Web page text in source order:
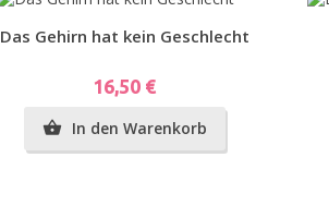
Vorschau
Das Gehirn hat kein Geschlecht
Preis
16,50 €
 In den Warenkorb